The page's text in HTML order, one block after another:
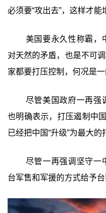
必须要“攻出去”，这样才能
美国要永久性称霸，
对天然的矛盾，也是不可
家都要打压控制，何况是
尽管美国政府一再强
也明确表示，打压遏制中
已经把中国“升级”为最大的
尽管一再强调坚守一
台军售和军援的方式给予